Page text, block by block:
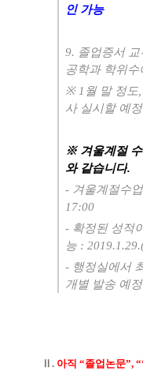
인 가능
9. 졸업증서 교
공학과 학위수
※ 1 월 말 정도
사 실시할 예정
※ 겨울계절
와 같습니다.
- 겨울계절수
17:00
- 확정된 성적
능 :
- 행정실에서
개별 발송 예정
Ⅱ . 아직 “졸업논문”, “